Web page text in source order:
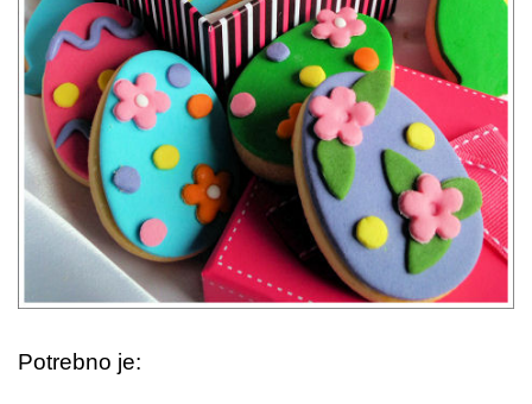
Potrebno je: